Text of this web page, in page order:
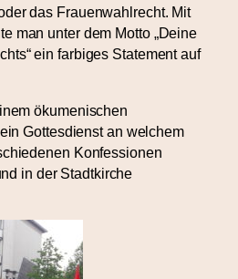
das Frauenwahlrecht. Mit
man unter dem Motto „Deine
ein farbiges Statement auf
ökumenischen
Gottesdienst an welchem
Konfessionen
in der Stadtkirche